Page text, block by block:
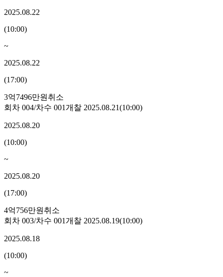
2025.08.22
(10:00)
~
2025.08.22
(17:00)
3억7496만원 취소
회차 004/차수 001개찰 2025.08.21(10:00)
2025.08.20
(10:00)
~
2025.08.20
(17:00)
4억756만원 취소
회차 003/차수 001개찰 2025.08.19(10:00)
2025.08.18
(10:00)
~